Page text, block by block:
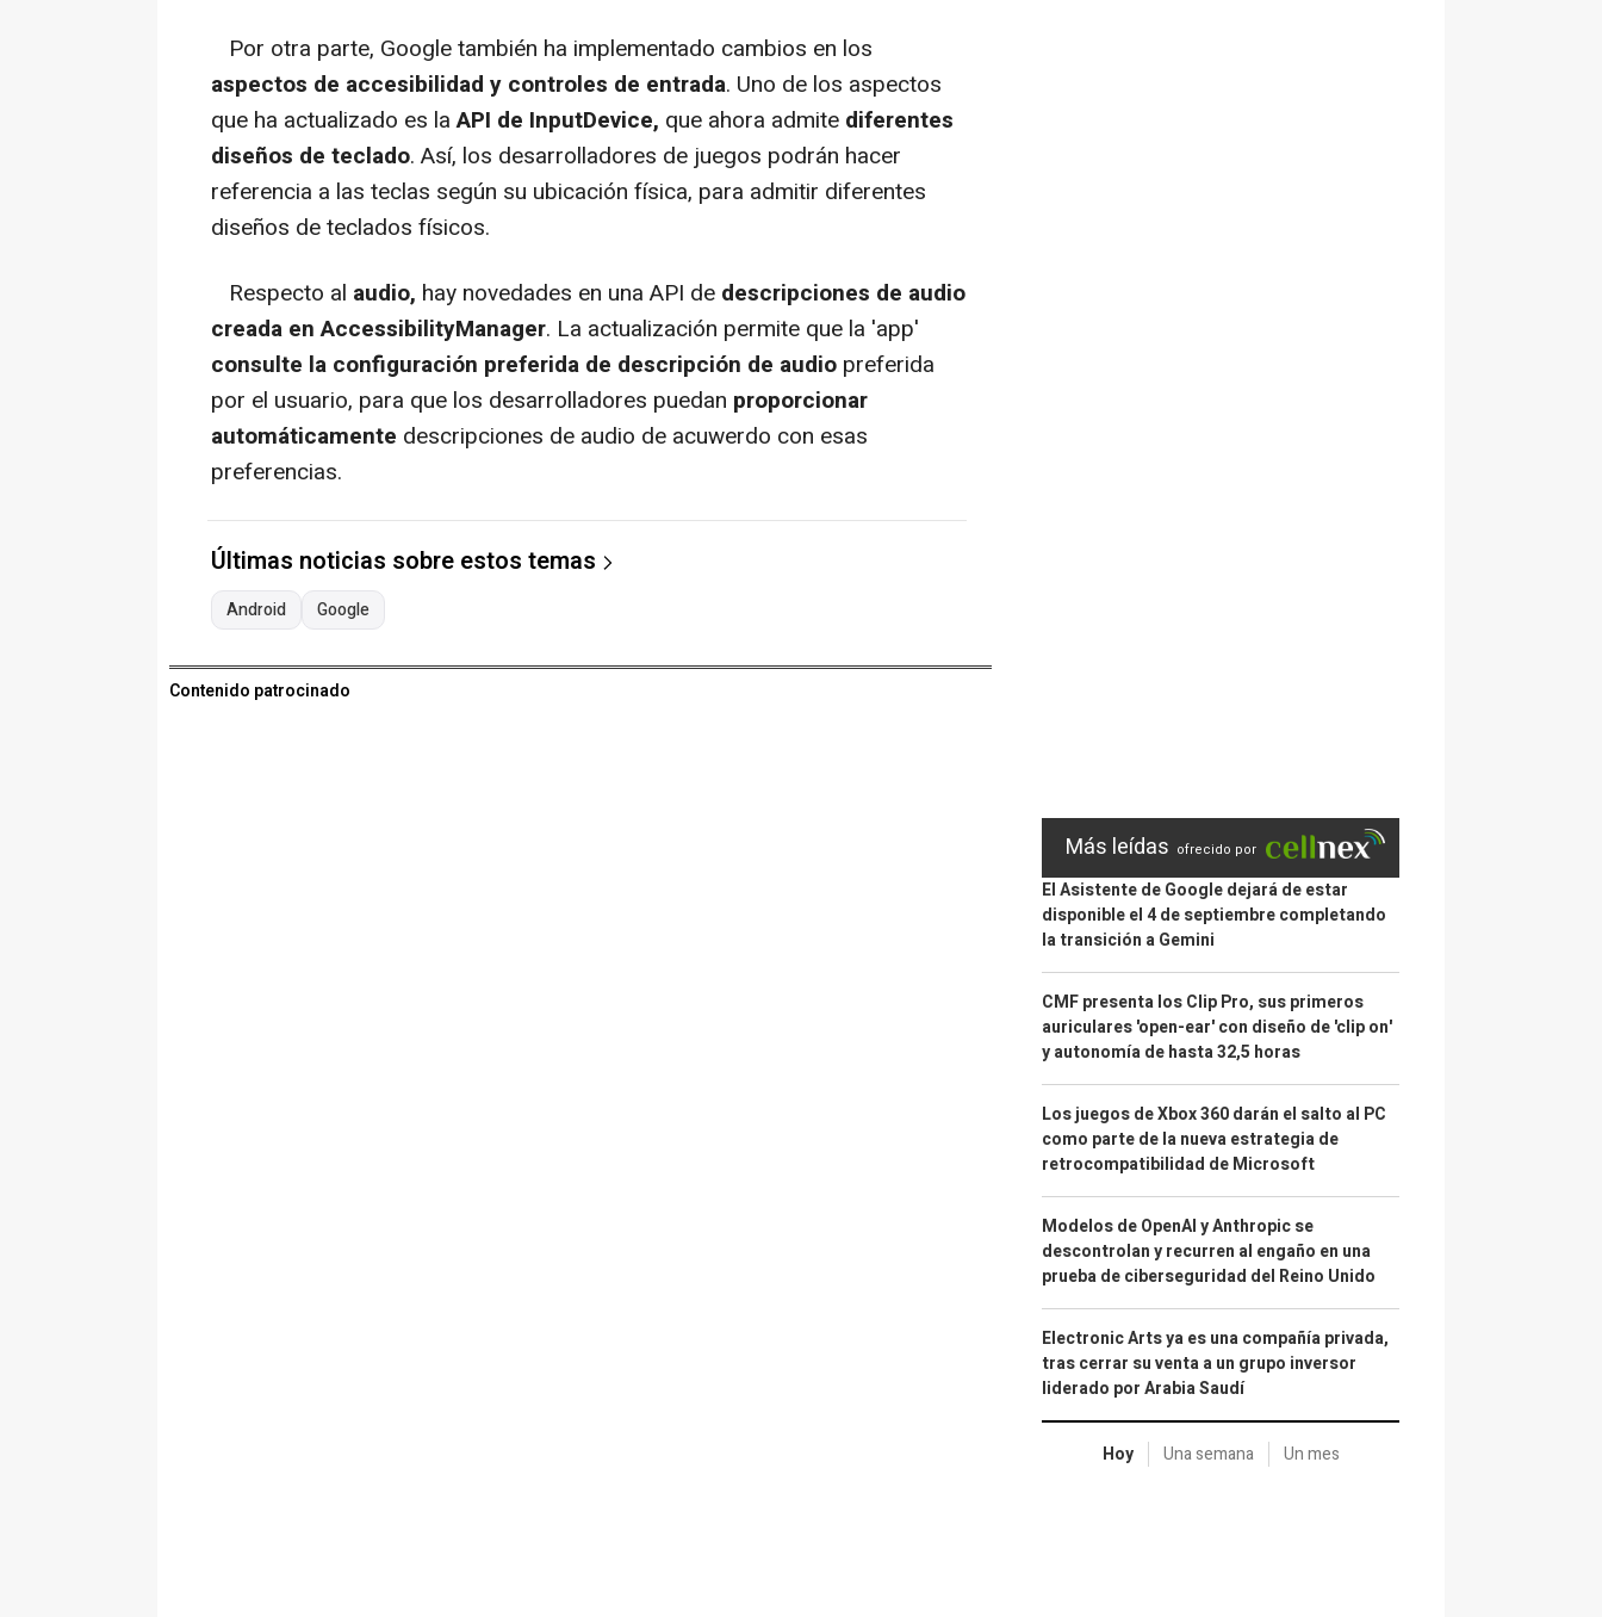
Por otra parte, Google también ha implementado cambios en los
aspectos de accesibilidad y controles de entrada. Uno de los aspectos
que ha actualizado es laAPI de InputDevice, que ahora admite diferentes
diseños de teclado. Así, los desarrolladores de juegos podrán hacer
referencia a las teclas según su ubicación física, para admitir diferentes
diseños de teclados físicos.
Respecto al audio, hay novedades en una API de descripciones de audio
creada en AccessibilityManager. La actualización permite que la 'app'
consulte la configuración preferida de descripción de audio preferida
por el usuario, para que los desarrolladores puedan proporcionar
automáticamente descripciones de audio de acuwerdo con esas
preferencias.
Últimas noticias sobre estos temas
Android Google
Contenido patrocinado
Más leídas ofrecido por
El Asistente de Google dejará de estar
disponible el 4 de septiembre completando
la transición a Gemini
CMF presenta los Clip Pro, sus primeros
auriculares 'open-ear' con diseño de 'clip on'
y autonomía de hasta 32,5 horas
Los juegos de Xbox 360 darán el salto al PC
como parte de la nueva estrategia de
retrocompatibilidad de Microsoft
Modelos de OpenAI y Anthropic se
descontrolan y recurren al engaño en una
prueba de ciberseguridad del Reino Unido
Electronic Arts ya es una compañía privada,
tras cerrar su venta a un grupo inversor
liderado por Arabia Saudí
Hoy Una semana Un mes